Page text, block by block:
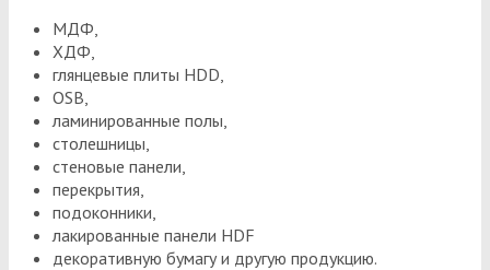
МДФ,
ХДФ,
глянцевые плиты HDD,
OSB,
ламинированные полы,
столешницы,
стеновые панели,
перекрытия,
подоконники,
лакированные панели HDF
декоративную бумагу и другую продукцию.